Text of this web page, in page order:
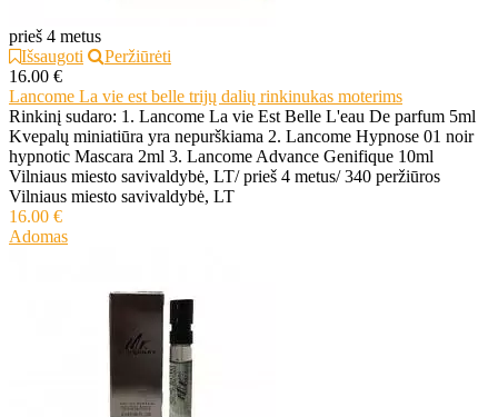
prieš 4 metus
Išsaugoti
Peržiūrėti
16.00 €
Lancome La vie est belle trijų dalių rinkinukas moterims
Rinkinį sudaro: 1. Lancome La vie Est Belle L'eau De parfum 5ml
Kvepalų miniatiūra yra nepurškiama 2. Lancome Hypnose 01 noir
hypnotic Mascara 2ml 3. Lancome Advance Genifique 10ml
Vilniaus miesto savivaldybė, LT/ prieš 4 metus/ 340 peržiūros
Vilniaus miesto savivaldybė, LT
16.00 €
Adomas